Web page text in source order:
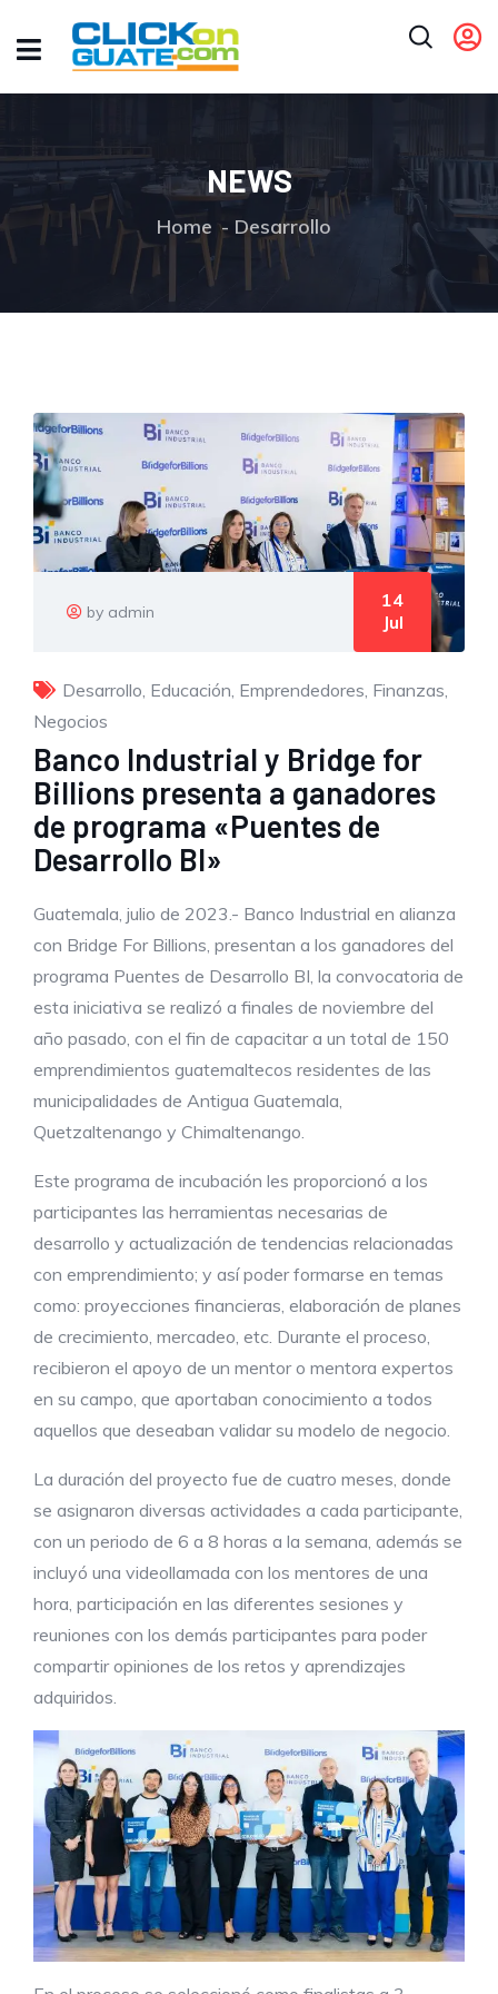
NEWS
Home Desarrollo
by admin
14
Jul
Desarrollo, Educación, Emprendedores, Finanzas,
Negocios
Banco Industrial y Bridge for
Billions presenta a ganadores
de programa «Puentes de
Desarrollo BI»
Guatemala, julio de 2023.- Banco Industrial en alianza
con Bridge For Billions, presentan a los ganadores del
programa Puentes de Desarrollo BI, la convocatoria de
esta iniciativa se realizó a finales de noviembre del
año pasado, con el fin de capacitar a un total de 150
emprendimientos guatemaltecos residentes de las
municipalidades de Antigua Guatemala,
Quetzaltenango y Chimaltenango.
Este programa de incubación les proporcionó a los
participantes las herramientas necesarias de
desarrollo y actualización de tendencias relacionadas
con emprendimiento; y así poder formarse en temas
como: proyecciones financieras, elaboración de planes
de crecimiento, mercadeo, etc. Durante el proceso,
recibieron el apoyo de un mentor o mentora expertos
en su campo, que aportaban conocimiento a todos
aquellos que deseaban validar su modelo de negocio.
La duración del proyecto fue de cuatro meses, donde
se asignaron diversas actividades a cada participante,
con un periodo de 6 a 8 horas a la semana, además se
incluyó una videollamada con los mentores de una
hora, participación en las diferentes sesiones y
reuniones con los demás participantes para poder
compartir opiniones de los retos y aprendizajes
adquiridos.